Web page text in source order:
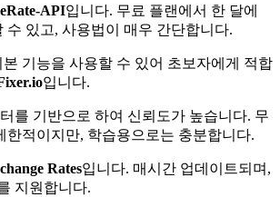
API입니다. 무료 플랜에서 한 달에
수 있고, 사용법이 매우 간단합니다.
기능을 사용할 수 있어 초보자에게 적합
입니다.
를 기반으로 하여 신뢰도가 높습니다. 무
한적이지만, 학습용으로는 충분합니다.
Rates입니다. 매시간 업데이트되며,
지원합니다.